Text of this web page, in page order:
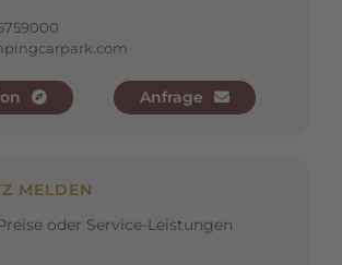
Anfrage
MELDEN
oder Service-Leistungen